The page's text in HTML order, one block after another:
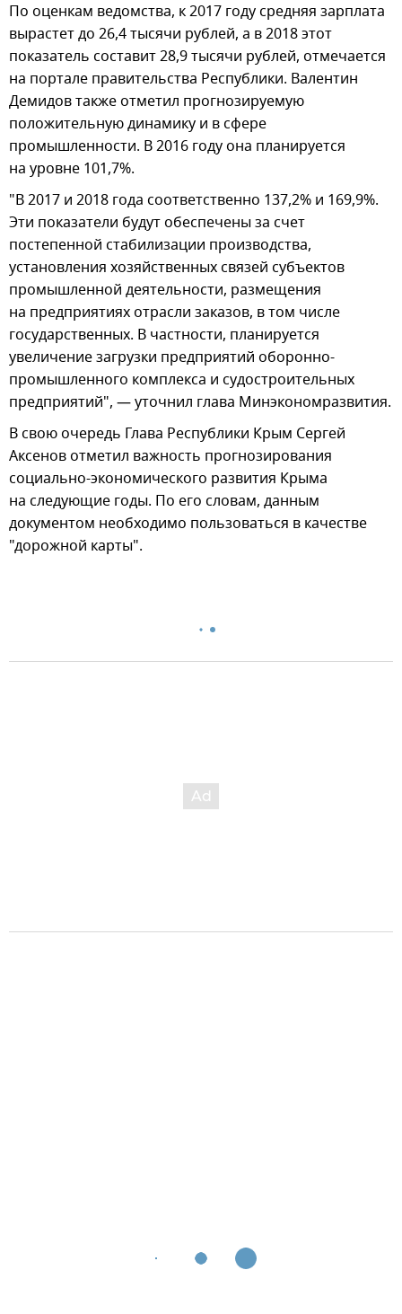
По оценкам ведомства, к 2017 году средняя зарплата
вырастет до 26,4 тысячи рублей, а в 2018 этот
показатель составит 28,9 тысячи рублей, отмечается
на портале правительства Республики. Валентин
Демидов также отметил прогнозируемую
положительную динамику и в сфере
промышленности. В 2016 году она планируется
на уровне 101,7%.
"В 2017 и 2018 года соответственно 137,2% и 169,9%.
Эти показатели будут обеспечены за счет
постепенной стабилизации производства,
установления хозяйственных связей субъектов
промышленной деятельности, размещения
на предприятиях отрасли заказов, в том числе
государственных. В частности, планируется
увеличение загрузки предприятий оборонно-
промышленного комплекса и судостроительных
предприятий", — уточнил глава Минэкономразвития.
В свою очередь Глава Республики Крым Сергей
Аксенов отметил важность прогнозирования
социально-экономического развития Крыма
на следующие годы. По его словам, данным
документом необходимо пользоваться в качестве
"дорожной карты".